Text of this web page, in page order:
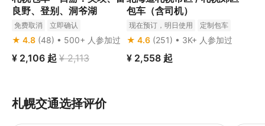
良野、登别、洞爷湖
免费取消 立即确认
★ 4.8 (48) • 500+ 人参加过
¥ 2,106 起 ¥ 2,113
包车（含司机）
现在预订，明日使用
定制包车
免费取消
★ 4.6 (251) • 3K+ 人参加过
¥ 2,558 起
札幌交通选择评价